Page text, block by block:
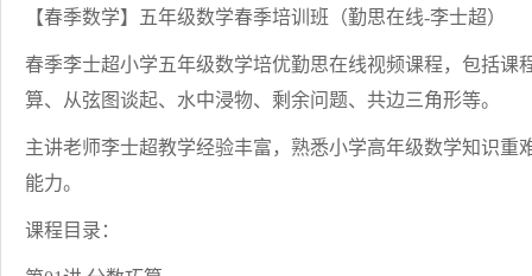
【春季数学】五年级数学春季培训班（勤思在线-李士超）
春季李士超小学五年级数学培优勤思在线视频课程，包括
算、从弦图谈起、水中浸物、剩余问题、共边三角形等。
主讲老师李士超教学经验丰富，熟悉小学高年级数学知识
能力。
课程目录：